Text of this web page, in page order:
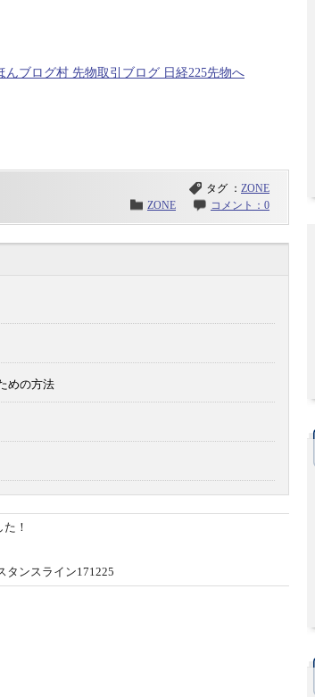
タグ ： ZONE
ZONE
コメント：0
めの方法
！
タンスライン171225